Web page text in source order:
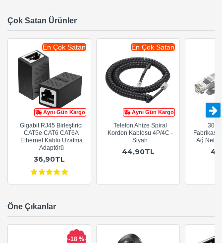
Çok Satan Ürünler
Aynı Gün Kargo
En Çok Satan
Gigabit RJ45 Birleştirici
CAT5e CAT6 CAT6A
Ethernet Kablo Uzatma
Adaptörü
36,90TL
Aynı Gün Kargo
En Çok Satan
Telefon Ahize Spiral
Kordon Kablosu 4P/4C -
Siyah
44,90TL
Ağ
Öne Çıkanlar
-18 %